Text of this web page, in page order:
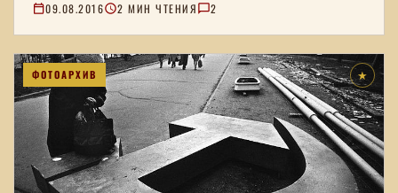
09.08.2016 2 МИН ЧТЕНИЯ 2
ФОТОАРХИВ ★